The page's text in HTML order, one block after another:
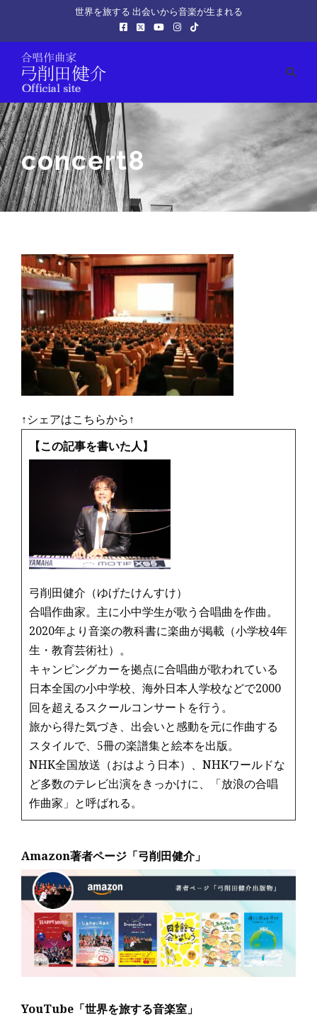
世界を旅する 出会いから音楽が生まれる
concert8
↑シェアはこちらから↑
【この記事を書いた人】
弓削田健介（ゆげたけんすけ）
合唱作曲家。主に小中学生が歌う合唱曲を作曲。
2020年より音楽の教科書に楽曲が掲載（小学校4年
生・教育芸術社）。
キャンピングカーを拠点に合唱曲が歌われている
日本全国の小中学校、海外日本人学校などで2000
回を超えるスクールコンサートを行う。
旅から得た気づき、出会いと感動を元に作曲する
スタイルで、5冊の楽譜集と絵本を出版。
NHK全国放送（おはよう日本）、NHKワールドな
ど多数のテレビ出演をきっかけに、「放浪の合唱
作曲家」と呼ばれる。
Amazon著者ページ「弓削田健介」
YouTube「世界を旅する音楽室」